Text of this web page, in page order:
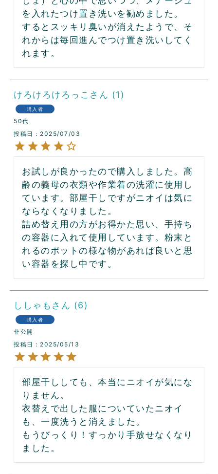
を入れたつけ置き洗いを勧めました。
するとスッキリ臭いが消えたようで、そ
れからは毎回進んでつけ置き洗いしてく
れます。
けろけろけろっこ 1
購入者
50代
投稿日
2025/07/03
お試しが良かったので購入しました。高
齢の義母の衣類や作業着の洗濯に使用し
ています。部屋干しですがニオイは気に
ならなくなりました。
詰め替え用の方がお得かた思い、手持ち
の容器に入れて使用しています。粉末と
れるのポットの様な物があれば良いと思
い容器を探し中です。
ししゃも 6
購入者
非公開
投稿日
2025/05/13
部屋干ししても、本当にニオイが気にな
りません。
衣替えで出した服についていたニオイ
も、一度洗うと消えました。
もうびっくり！すっかり手放せなくなり
ました。